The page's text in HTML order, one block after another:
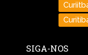
SIGA-NOS